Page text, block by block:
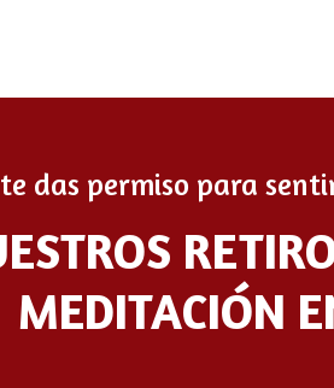
te das permiso para
MEDITACIÓN